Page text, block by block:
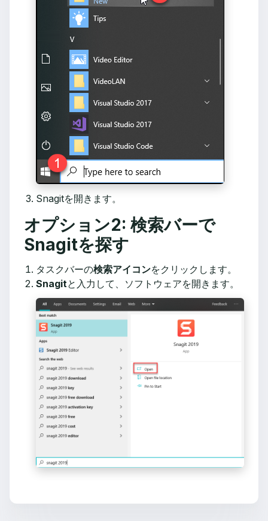
Snagitを開きます。
オプション2: 検索バーで
Snagitを探す
タスクバーの検索アイコンをクリックします。
Snagitと入力して、ソフトウェアを開きます。